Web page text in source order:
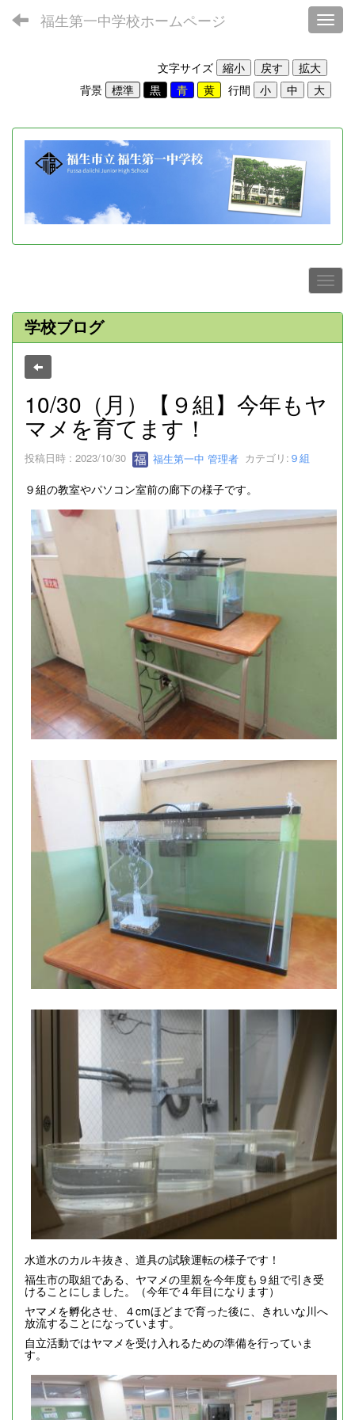
福生第一中学校ホームページ
文字サイズ
背景
行間
学校ブログ
10/30（月）【９組】今年もヤ
マメを育てます！
投稿日時 : 2023/10/30 福生第一中 管理者 カテゴリ: ９組
９組の教室やパソコン室前の廊下の様子です。
水道水のカルキ抜き、道具の試験運転の様子です！
福生市の取組である、ヤマメの里親を今年度も９組で引き受
けることにしました。（今年で４年目になります）
ヤマメを孵化させ、４cmほどまで育った後に、きれいな川へ
放流することになっています。
自立活動ではヤマメを受け入れるための準備を行っていま
す。